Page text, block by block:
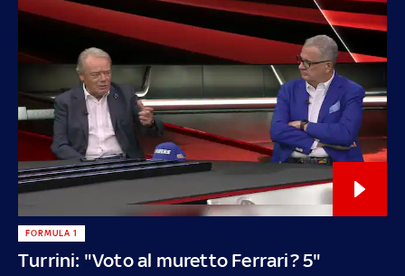
Turrini: "Voto al muretto Ferrari? 5"
FORMULA 1